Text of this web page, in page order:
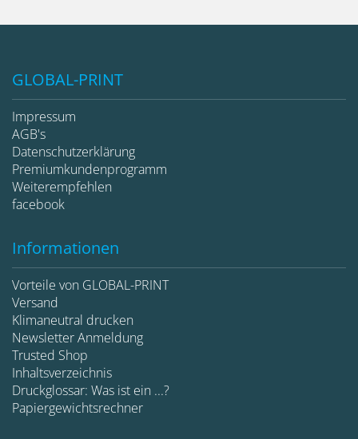
GLOBAL-PRINT
Impressum
AGB's
Datenschutzerklärung
Premiumkundenprogramm
Weiterempfehlen
facebook
Informationen
Vorteile von GLOBAL-PRINT
Versand
Klimaneutral drucken
Newsletter Anmeldung
Trusted Shop
Inhaltsverzeichnis
Druckglossar: Was ist ein ...?
Papiergewichtsrechner